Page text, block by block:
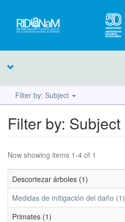
Filter by: Subject
Filter by: Subject
Now showing items 1-4 of 1
Descortezar árboles (1)
Medidas de mitigación del daño (1)
Primates (1)